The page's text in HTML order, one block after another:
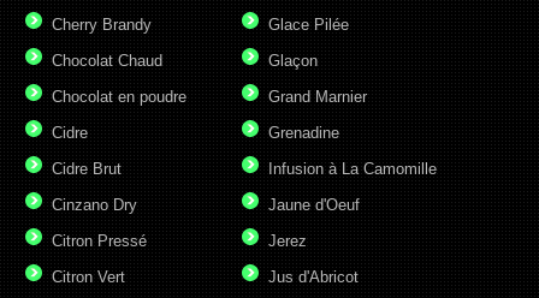
Cherry Brandy
Chocolat Chaud
Chocolat en poudre
Cidre
Cidre Brut
Cinzano Dry
Citron Pressé
Citron Vert
Glace Pilée
Glaçon
Grand Marnier
Grenadine
Infusion à La Camomille
Jaune d'Oeuf
Jerez
Jus d'Abricot